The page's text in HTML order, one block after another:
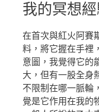
我的冥想
在首次與紅火阿賽
料，將它握在手裡
意圖，我覺得它的
大，但有一股全身
不限制在哪一脈輪
覺是它作用在我的